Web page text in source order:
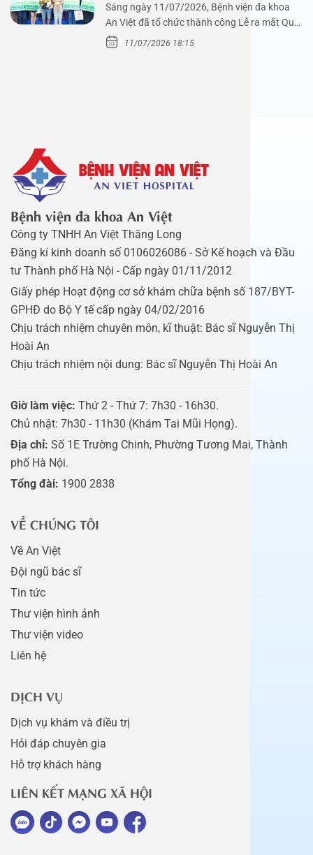
Sáng ngày 11/07/2026, Bệnh viện đa khoa
An Việt đã tổ chức thành công Lễ ra mắt Quỹ
Mầm Xanh…
11/07/2026 18:15
Bệnh viện đa khoa An Việt
Công ty TNHH An Việt Thăng Long
Đăng kí kinh doanh số 0106026086 - Sở Kế hoạch và Đầu
tư Thành phố Hà Nội - Cấp ngày 01/11/2012
Giấy phép Hoạt động cơ sở khám chữa bệnh số 187/BYT-
GPHĐ do Bộ Y tế cấp ngày 04/02/2016
Chịu trách nhiệm chuyên môn, kĩ thuật: Bác sĩ Nguyễn Thị
Hoài An
Chịu trách nhiệm nội dung: Bác sĩ Nguyễn Thị Hoài An
Giờ làm việc: Thứ 2 - Thứ 7: 7h30 - 16h30.
Chủ nhật: 7h30 - 11h30 (Khám Tai Mũi Họng).
Địa chỉ: Số 1E Trường Chinh, Phường Tương Mai, Thành
phố Hà Nội.
Tổng đài: 1900 2838
VỀ CHÚNG TÔI
Về An Việt
Đội ngũ bác sĩ
Tin tức
Thư viện hình ảnh
Thư viện video
Liên hệ
DỊCH VỤ
Dịch vụ khám và điều trị
Hỏi đáp chuyên gia
Hỗ trợ khách hàng
LIÊN KẾT MẠNG XÃ HỘI